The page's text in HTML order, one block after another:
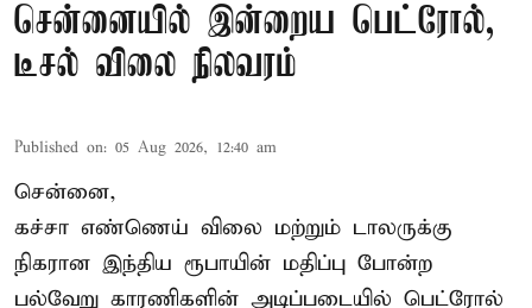
சென்னையில் இன்றைய பெட்ரோல்,
டீசல் விலை நிலவரம்
Published on: 05 Aug 2026, 12:40 am
சென்னை,
கச்சா எண்ணெய் விலை மற்றும் டாலருக்கு
நிகரான இந்திய ரூபாயின் மதிப்பு போன்ற
பல்வேறு காரணிகளின் அடிப்படையில் பெட்ரோல்